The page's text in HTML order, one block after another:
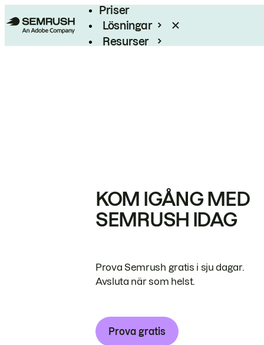
Priser
Lösningar
Resurser
KOM IGÅNG MED
SEMRUSH IDAG
Prova Semrush gratis i sju dagar.
Avsluta när som helst.
Prova gratis